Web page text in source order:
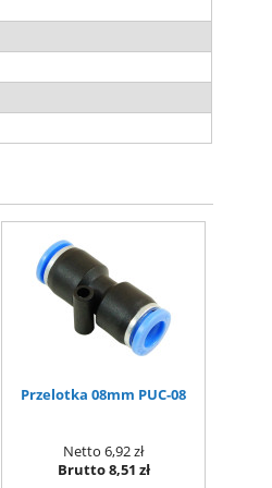
Przelotka 08mm PUC-08
Netto 6,92 zł
Brutto8,51 zł